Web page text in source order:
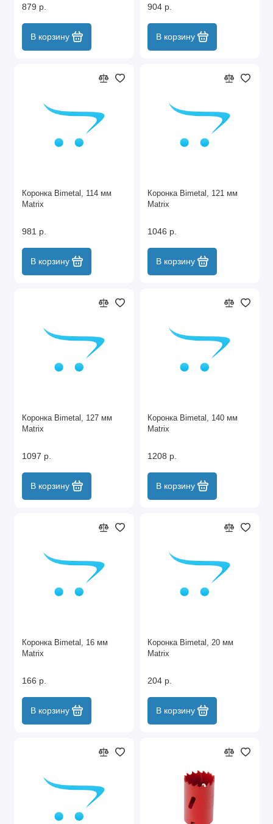
879 р.
В корзину
904 р.
В корзину
Коронка Bimetal, 114 мм
Matrix
981 р.
В корзину
Коронка Bimetal, 121 мм
Matrix
1046 р.
В корзину
Коронка Bimetal, 127 мм
Matrix
1097 р.
В корзину
Коронка Bimetal, 140 мм
Matrix
1208 р.
В корзину
Коронка Bimetal, 16 мм
Matrix
166 р.
В корзину
Коронка Bimetal, 20 мм
Matrix
204 р.
В корзину